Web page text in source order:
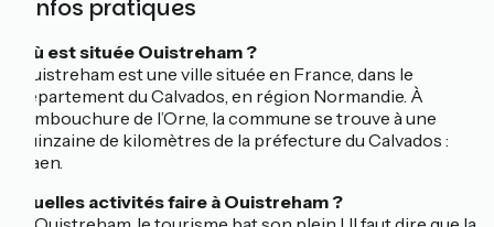
ℹ️ Infos pratiques
Où est située Ouistreham ?
Ouistreham est une ville située en France, dans le
département du Calvados, en région Normandie. À
l’embouchure de l’Orne, la commune se trouve à une
quinzaine de kilomètres de la préfecture du Calvados :
Caen.
Quelles activités faire à Ouistreham ?